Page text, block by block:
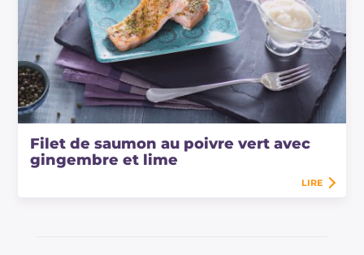
Filet de saumon au poivre vert avec
gingembre et lime
LIRE